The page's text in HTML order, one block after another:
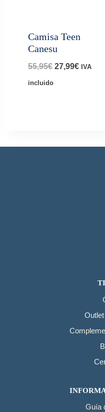
Camisa Teen
Canesu
55,95€ El
27,99€El
IVA
incluido
Guía